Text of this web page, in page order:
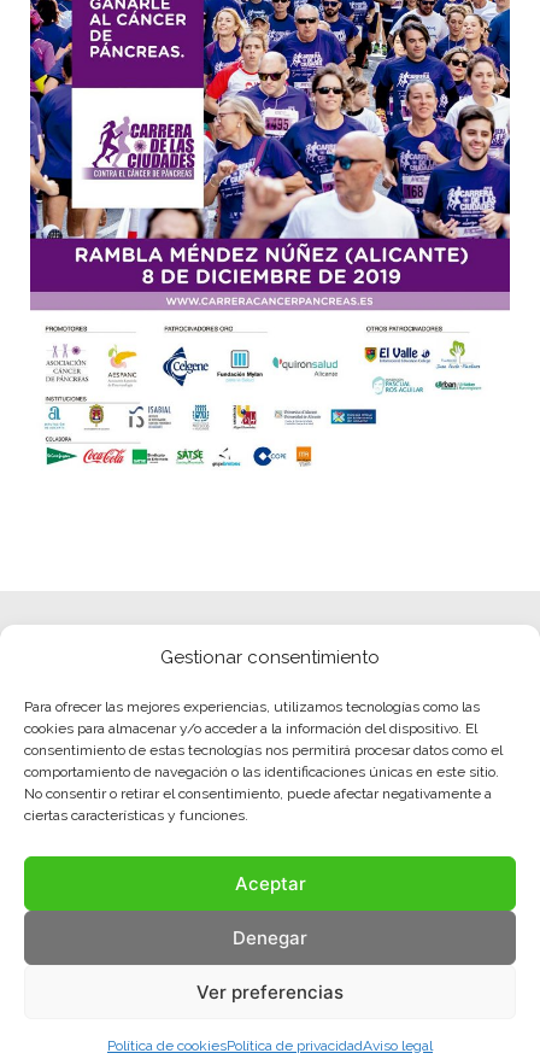
Gestionar consentimiento
Para ofrecer las mejores experiencias, utilizamos tecnologías como las
cookies para almacenar y/o acceder a la información del dispositivo. El
consentimiento de estas tecnologías nos permitirá procesar datos como el
comportamiento de navegación o las identificaciones únicas en este sitio.
No consentir o retirar el consentimiento, puede afectar negativamente a
ciertas características y funciones.
Aceptar
Denegar
Ver preferencias
Política de cookiesPolítica de privacidadAviso legal